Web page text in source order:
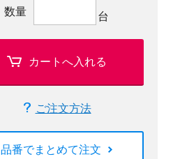
数量 台
カートへ入れる
ご注文方法
品番でまとめて注文